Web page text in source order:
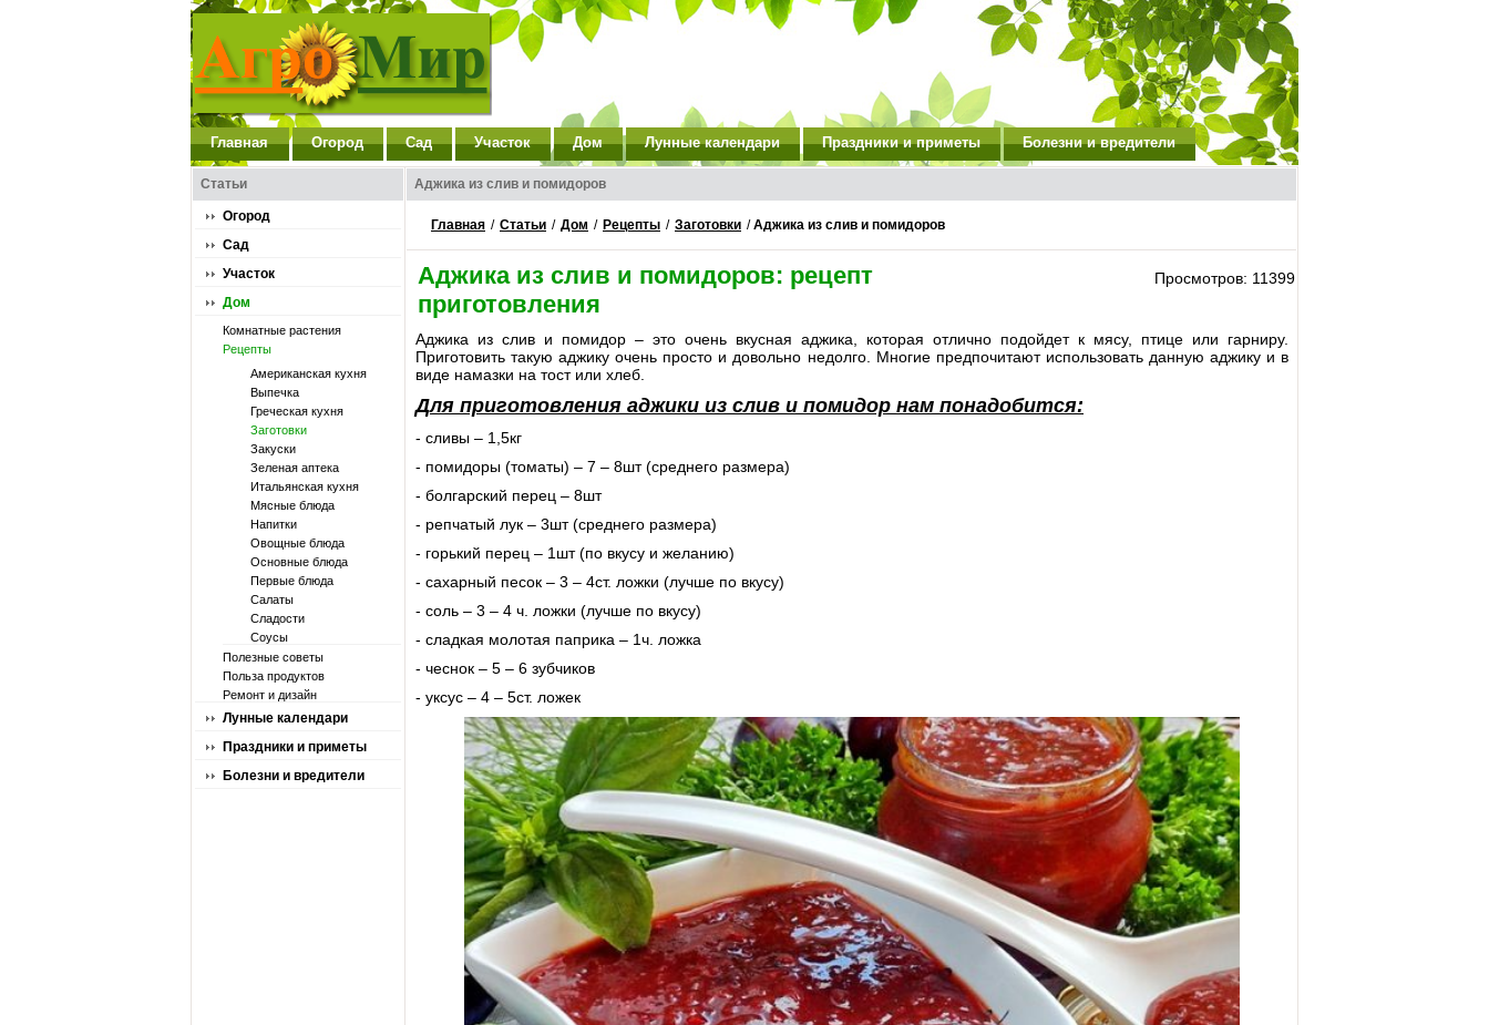
Главная Огород Сад Участок Дом Лунные календари Праздники и приметы Болезни и вредители
Статьи
Огород
Сад
Участок
Дом
Комнатные растения
Рецепты
Американская кухня
Выпечка
Греческая кухня
Заготовки
Закуски
Зеленая аптека
Итальянская кухня
Мясные блюда
Напитки
Овощные блюда
Основные блюда
Первые блюда
Салаты
Сладости
Соусы
Полезные советы
Польза продуктов
Ремонт и дизайн
Лунные календари
Праздники и приметы
Болезни и вредители
Аджика из слив и помидоров
Главная / Статьи / Дом / Рецепты / Заготовки /Аджика из слив и помидоров
Аджика из слив и помидоров: рецепт
приготовления
Просмотров: 11399
Аджика из слив и помидор – это очень вкусная аджика, которая отлично подойдет к мясу, птице или гарниру.
Приготовить такую аджику очень просто и довольно недолго. Многие предпочитают использовать данную аджику и в
виде намазки на тост или хлеб.
Для приготовления аджики из слив и помидор нам понадобится:
- сливы – 1,5кг
- помидоры (томаты) – 7 – 8шт (среднего размера)
- болгарский перец – 8шт
- репчатый лук – 3шт (среднего размера)
- горький перец – 1шт (по вкусу и желанию)
- сахарный песок – 3 – 4ст. ложки (лучше по вкусу)
- соль – 3 – 4 ч. ложки (лучше по вкусу)
- сладкая молотая паприка – 1ч. ложка
- чеснок – 5 – 6 зубчиков
- уксус – 4 – 5ст. ложек